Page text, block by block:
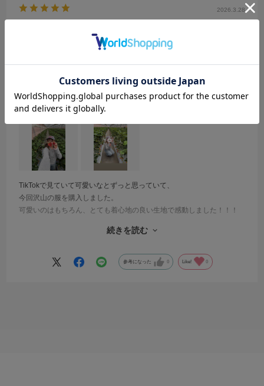
2026.3.28
さつまいも
年代:10代 性別:女性 身長:151～155cm
靴のサイズ: 普段の服のサイズ:
都道府県:埼玉県
TikTokで見ていて可愛いなとずっと思っていて、
今回沢山の服を購入しました。
可愛いのはもちろん、とても着心地の良い生地で感動しました！！！
靴も購入したのですが、とても軽く、ヒール付きのローファーなのに
と付き添ってくれてアドバイスもくれたおかげで居心地もよかった
し、大満足なお買い物をすることが出来ました!!
続きを読む
参考になった 0 Like! 0